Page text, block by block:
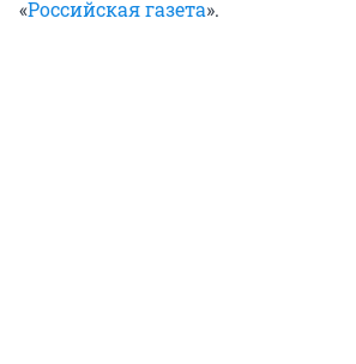
«Российская газета».